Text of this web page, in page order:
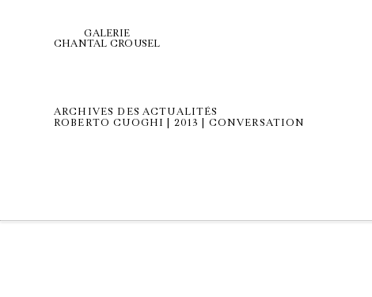
GALERIE
CHANTAL CROUSEL
ARCHIVES DES ACTUALITÉS
ROBERTO CUOGHI | 2013 | CONVERSATION